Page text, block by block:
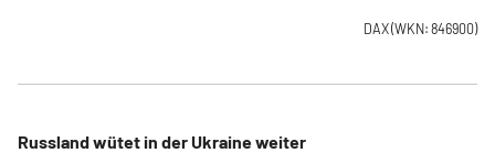
DAX(WKN: 846900)
Russland wütet in der Ukraine weiter